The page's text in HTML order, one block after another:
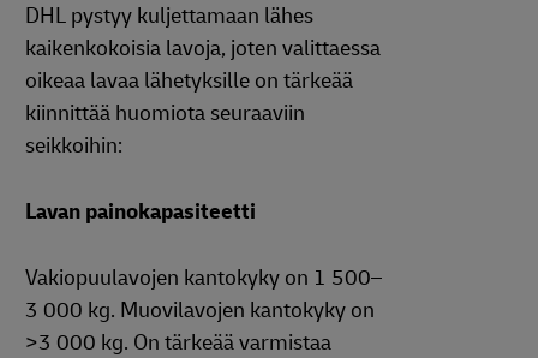
DHL pystyy kuljettamaan lähes
kaikenkokoisia lavoja, joten valittaessa
oikeaa lavaa lähetyksille on tärkeää
kiinnittää huomiota seuraaviin
seikkoihin:
Lavan painokapasiteetti
Vakiopuulavojen kantokyky on 1 500–
3 000 kg. Muovilavojen kantokyky on
>3 000 kg. On tärkeää varmistaa